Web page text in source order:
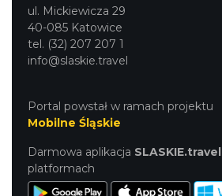
ul. Mickiewicza 29
40-085 Katowice
tel. (32) 207 207 1
info@slaskie.travel
Portal powstał w ramach projektu
Mobilne Śląskie
Darmowa aplikacja SLASKIE.travel
platformach